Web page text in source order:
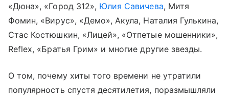
«Дюна», «Город 312», Юлия Савичева, Митя
Фомин, «Вирус», «Демо», Акула, Наталия Гулькина,
Стас Костюшкин, «Лицей», «Отпетые мошенники»,
Reflex, «Братья Грим» и многие другие звезды.
О том, почему хиты того времени не утратили
популярность спустя десятилетия, поразмышляли